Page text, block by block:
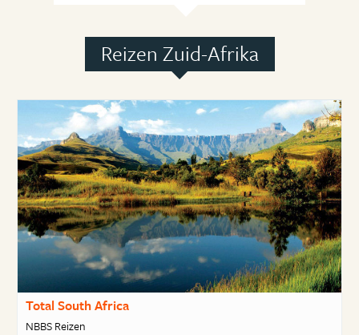
Reizen Zuid-Afrika
Total South Africa
NBBS Reizen